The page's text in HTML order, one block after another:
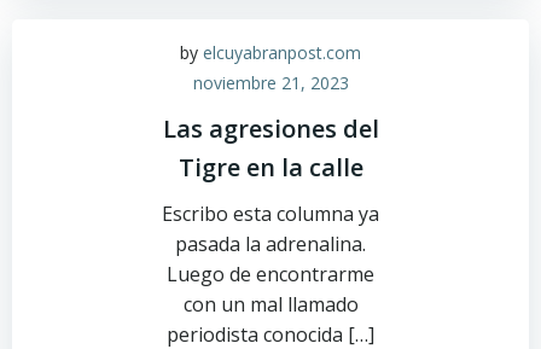
by elcuyabranpost.com
noviembre 21, 2023
Las agresiones del
Tigre en la calle
Escribo esta columna ya
pasada la adrenalina.
Luego de encontrarme
con un mal llamado
periodista conocida […]